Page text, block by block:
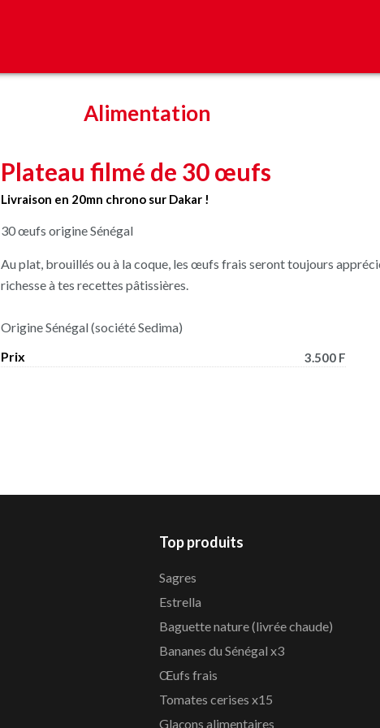
Alimentation
Plateau filmé de 30 œufs
Livraison en 20mn chrono sur Dakar !
30 œufs origine Sénégal
Au plat, brouillés ou à la coque, les œufs frais seront toujours
richesse à tes recettes pâtissières.
Origine Sénégal (société Sedima)
Prix
3.500 F
Top produits
Sagres
Estrella
Baguette nature (livrée chaude)
Bananes du Sénégal x3
Œufs frais
Tomates cerises x15
Glaçons alimentaires